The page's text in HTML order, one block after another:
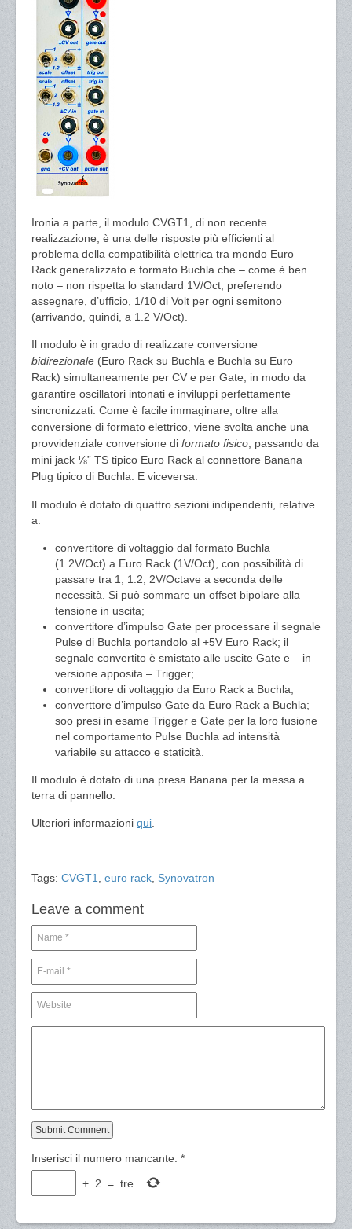
Ironia a parte, il modulo CVGT1, di non recente
realizzazione, è una delle risposte più efficienti al
problema della compatibilità elettrica tra mondo Euro
Rack generalizzato e formato Buchla che – come è ben
noto – non rispetta lo standard 1V/Oct, preferendo
assegnare, d’ufficio, 1/10 di Volt per ogni semitono
(arrivando, quindi, a 1.2 V/Oct).
Il modulo è in grado di realizzare conversione
bidirezionale (Euro Rack su Buchla e Buchla su Euro
Rack) simultaneamente per CV e per Gate, in modo da
garantire oscillatori intonati e inviluppi perfettamente
sincronizzati. Come è facile immaginare, oltre alla
conversione di formato elettrico, viene svolta anche una
provvidenziale conversione di formato fisico , passando da
mini jack ⅛” TS tipico Euro Rack al connettore Banana
Plug tipico di Buchla. E viceversa.
Il modulo è dotato di quattro sezioni indipendenti, relative
a:
convertitore di voltaggio dal formato Buchla
(1.2V/Oct) a Euro Rack (1V/Oct), con possibilità di
passare tra 1, 1.2, 2V/Octave a seconda delle
necessità. Si può sommare un offset bipolare alla
tensione in uscita;
convertitore d’impulso Gate per processare il segnale
Pulse di Buchla portandolo al +5V Euro Rack; il
segnale convertito è smistato alle uscite Gate e – in
versione apposita – Trigger;
convertitore di voltaggio da Euro Rack a Buchla;
converttore d’impulso Gate da Euro Rack a Buchla;
soo presi in esame Trigger e Gate per la loro fusione
nel comportamento Pulse Buchla ad intensità
variabile su attacco e staticità.
Il modulo è dotato di una presa Banana per la messa a
terra di pannello.
Ulteriori informazioni qui
Tags: CVGT1 euro rack Synovatron
Leave a comment
Inserisci il numero mancante: *
+ 2 = tre